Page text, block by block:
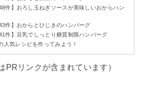
件】おろし玉ねぎソースが美味しいおからハン
件】おからとひじきのハンバーグ
件】豆乳でしっとり糖質制限ハンバーグ
人気レシピを作ってみよう！
PRリンクが含まれています）